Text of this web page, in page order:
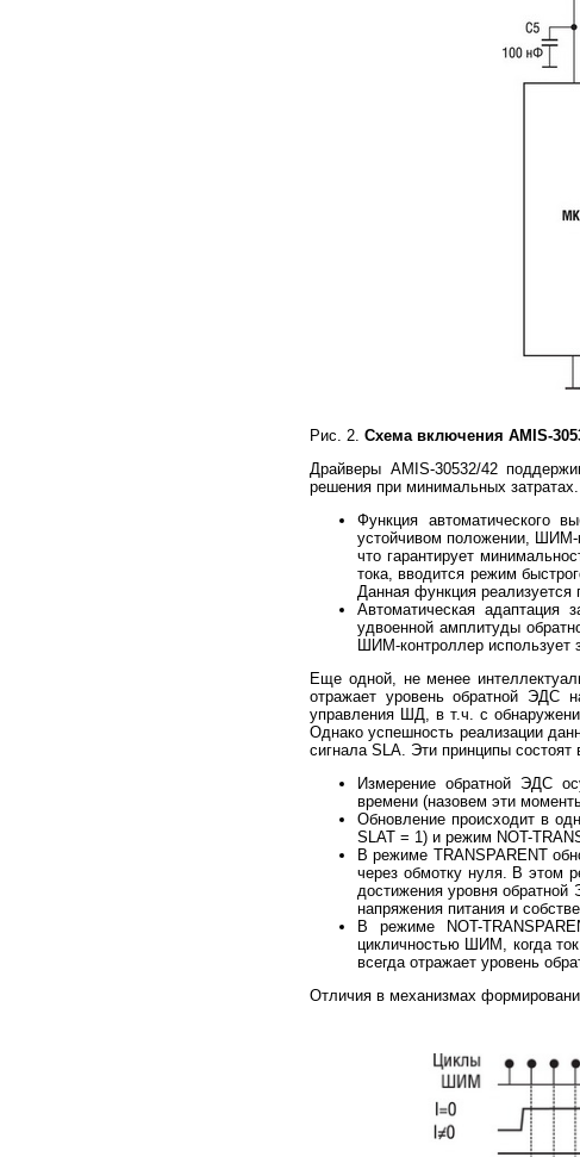
Рис. 2. Схема включения AMIS-
Драйверы AMIS-30532/42
решения при минимальных
Функция автоматического
устойчивом положении, ШИМ-
что гарантирует
тока, вводится режим
Данная функция реализуется
Автоматическая адаптация
удвоенной амплитуды
ШИМ-контроллер использует
Еще одной, не менее
отражает уровень обратной ЭДС
управления ШД, в т.ч. с
Однако успешность реализации
сигнала SLA. Эти принципы
Измерение обратной ЭДС
времени (назовем эти
Обновление происходит в
SLAT = 1) и режим NOT-
В режиме TRANSPARENT
через обмотку нуля. В этом
достижения уровня
напряжения питания и
В режиме NOT-
цикличностью ШИМ, когда
всегда отражает уровень
Отличия в механизмах